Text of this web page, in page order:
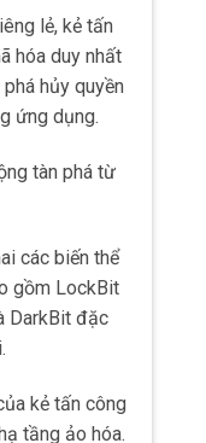
lẻ, kẻ tấn
hóa duy nhất
hủy quyền
ứng dụng.
tàn phá từ
các biến thể
gồm LockBit
DarkBit đặc
kẻ tấn công
tầng ảo hóa.